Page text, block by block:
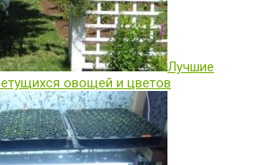
Лучшие
овощей и цветов